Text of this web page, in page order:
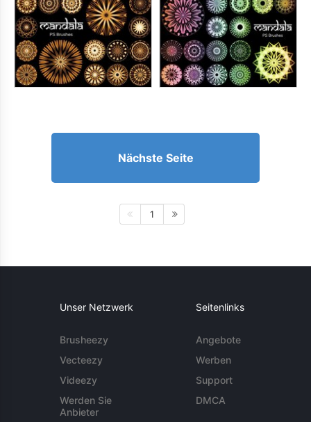
Nächste Seite
1
Unser Netzwerk
Brusheezy
Vecteezy
Videezy
Werden Sie
Anbieter
Seitenlinks
Angebote
Werben
Support
DMCA